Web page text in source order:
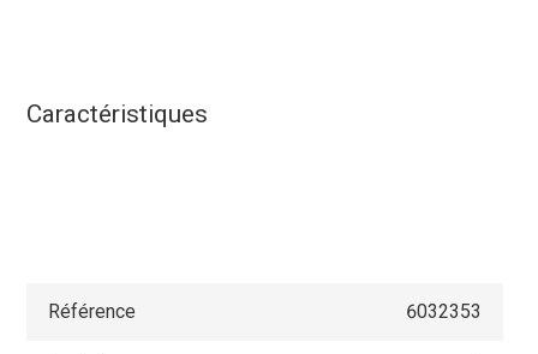
Caractéristiques
Référence 6032353